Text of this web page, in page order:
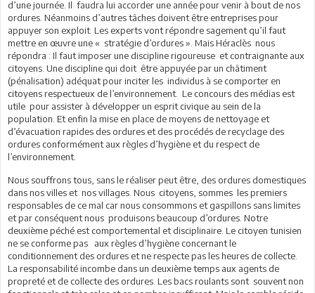
d’une journée. Il faudra lui accorder une année pour venir à bout de nos
ordures. Néanmoins d’autres tâches doivent être entreprises pour
appuyer son exploit. Les experts vont répondre sagement qu’il faut
mettre en œuvre une « stratégie d’ordures ». Mais Héraclès nous
répondra : Il faut imposer une discipline rigoureuse et contraignante aux
citoyens. Une discipline qui doit être appuyée par un châtiment
(pénalisation) adéquat pour inciter les individus à se comporter en
citoyens respectueux de l’environnement. Le concours des médias est
utile pour assister à développer un esprit civique au sein de la
population. Et enfin la mise en place de moyens de nettoyage et
d’évacuation rapides des ordures et des procédés de recyclage des
ordures conformément aux règles d’hygiène et du respect de
l’environnement.
Nous souffrons tous, sans le réaliser peut être, des ordures domestiques
dans nos villes et nos villages. Nous citoyens, sommes les premiers
responsables de ce mal car nous consommons et gaspillons sans limites
et par conséquent nous produisons beaucoup d’ordures. Notre
deuxième péché est comportemental et disciplinaire. Le citoyen tunisien
ne se conforme pas aux règles d’hygiène concernant le
conditionnement des ordures et ne respecte pas les heures de collecte.
La responsabilité incombe dans un deuxième temps aux agents de
propreté et de collecte des ordures. Les bacs roulants sont souvent non